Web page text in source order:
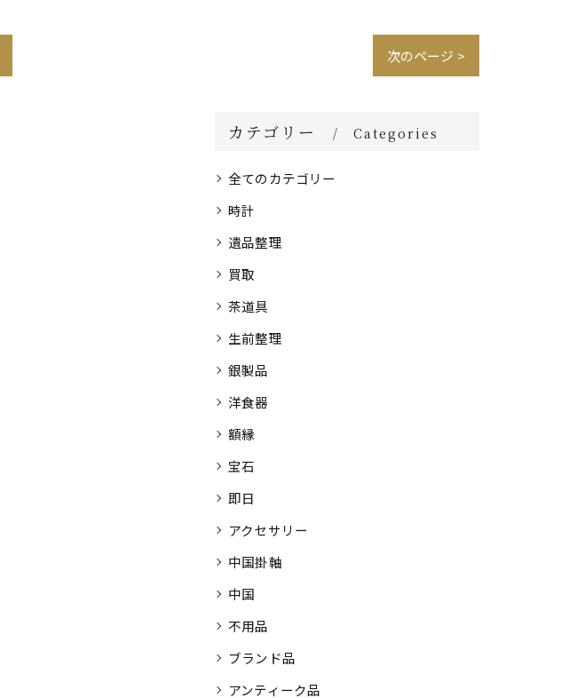
次のページ >
カテゴリー Categories
全てのカテゴリー
時計
遺品整理
買取
茶道具
生前整理
銀製品
洋食器
額縁
宝石
即日
アクセサリー
中国掛軸
中国
不用品
ブランド品
アンティーク品